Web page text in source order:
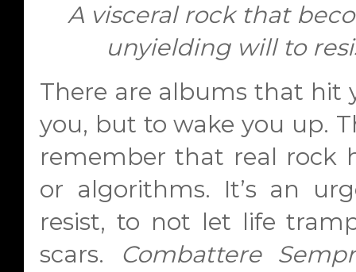
A visceral rock that
unyielding will to
There are albums that
you, but to wake you up.
remember that real rock
or algorithms. It’s an
resist, to not let life
scars. Combattere